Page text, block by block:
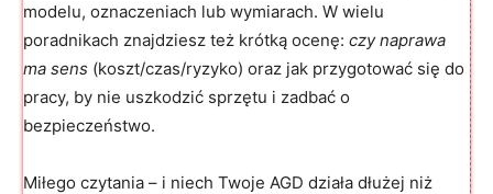
modelu, oznaczeniach lub wymiarach. W wielu
poradnikach znajdziesz też krótką ocenę: czy naprawa
ma sens (koszt/czas/ryzyko) oraz jak przygotować się do
pracy, by nie uszkodzić sprzętu i zadbać o
bezpieczeństwo.
Miłego czytania – i niech Twoje AGD działa dłużej niż